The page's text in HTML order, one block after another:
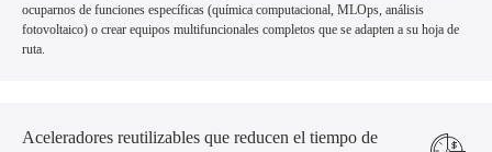
ocuparnos de funciones específicas (química computacional, MLOps, análisis
fotovoltaico) o crear equipos multifuncionales completos que se adapten a su hoja de
ruta.
Aceleradores reutilizables que reducen el tiempo de